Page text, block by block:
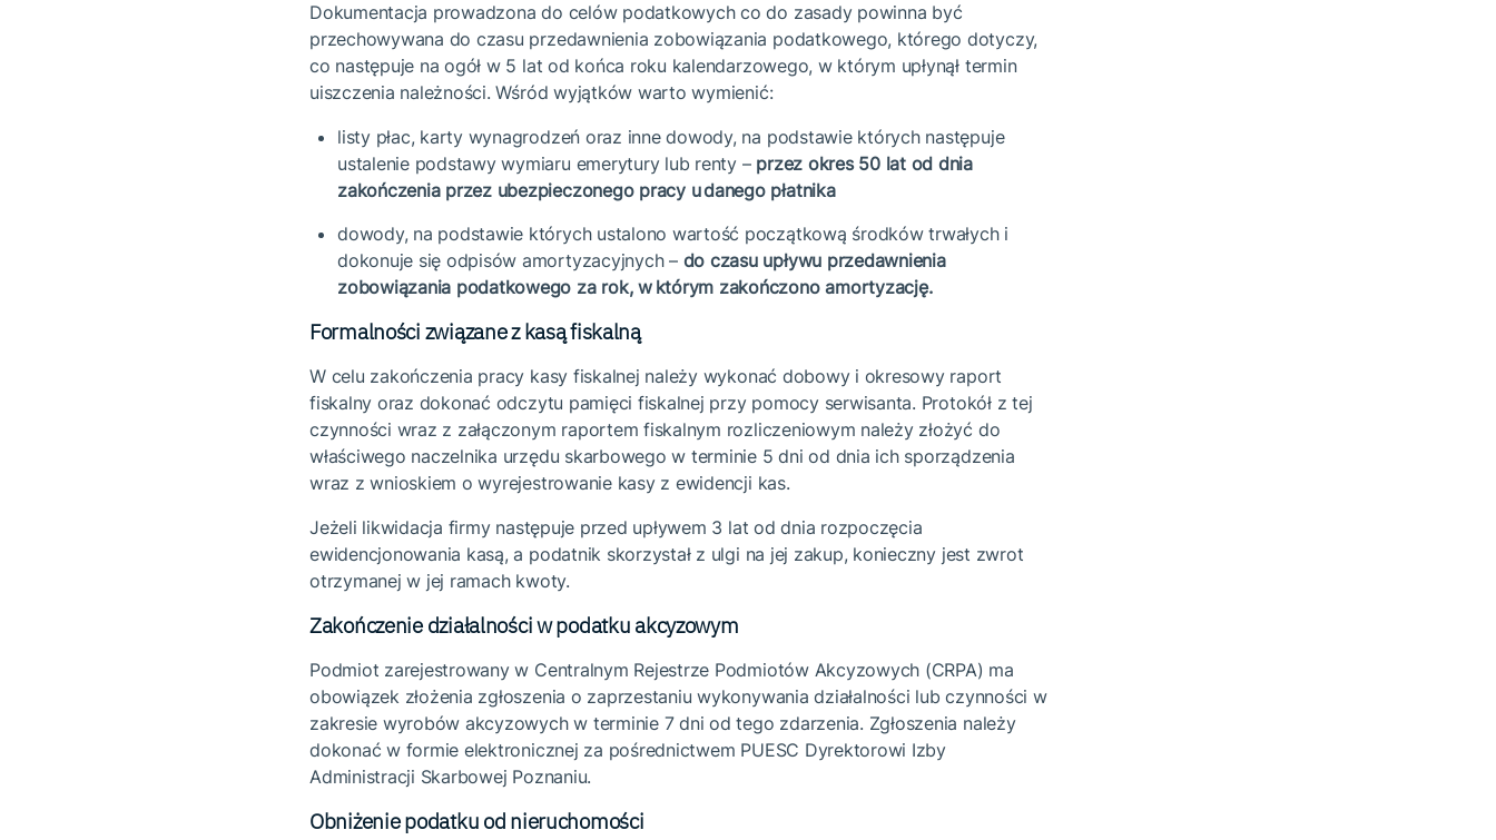
Dokumentacja prowadzona do celów podatkowych co do zasady powinna być
przechowywana do czasu przedawnienia zobowiązania podatkowego, którego dotyczy,
co następuje na ogół w 5 lat od końca roku kalendarzowego, w którym upłynął termin
uiszczenia należności. Wśród wyjątków warto wymienić:
listy płac, karty wynagrodzeń oraz inne dowody, na podstawie których następuje
ustalenie podstawy wymiaru emerytury lub renty – przez okres 50 lat od dnia
zakończenia przez ubezpieczonego pracy u danego płatnika
dowody, na podstawie których ustalono wartość początkową środków trwałych i
dokonuje się odpisów amortyzacyjnych – do czasu upływu przedawnienia
zobowiązania podatkowego za rok, w którym zakończono amortyzację.
Formalności związane z kasą fiskalną
W celu zakończenia pracy kasy fiskalnej należy wykonać dobowy i okresowy raport
fiskalny oraz dokonać odczytu pamięci fiskalnej przy pomocy serwisanta. Protokół z tej
czynności wraz z załączonym raportem fiskalnym rozliczeniowym należy złożyć do
właściwego naczelnika urzędu skarbowego w terminie 5 dni od dnia ich sporządzenia
wraz z wnioskiem o wyrejestrowanie kasy z ewidencji kas.
Jeżeli likwidacja firmy następuje przed upływem 3 lat od dnia rozpoczęcia
ewidencjonowania kasą, a podatnik skorzystał z ulgi na jej zakup, konieczny jest zwrot
otrzymanej w jej ramach kwoty.
Zakończenie działalności w podatku akcyzowym
Podmiot zarejestrowany w Centralnym Rejestrze Podmiotów Akcyzowych (CRPA) ma
obowiązek złożenia zgłoszenia o zaprzestaniu wykonywania działalności lub czynności w
zakresie wyrobów akcyzowych w terminie 7 dni od tego zdarzenia. Zgłoszenia należy
dokonać w formie elektronicznej za pośrednictwem PUESC Dyrektorowi Izby
Administracji Skarbowej Poznaniu.
Obniżenie podatku od nieruchomości